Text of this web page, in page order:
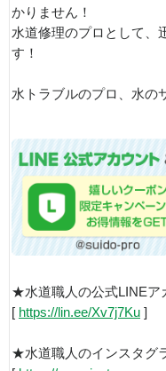
かりません！
水道修理のプロとして、
す！
水トラブルのプロ、水
★水道職人の公式LINEア
[ https://lin.ee/Xv7j7Ku ]
★水道職人のインスタグ